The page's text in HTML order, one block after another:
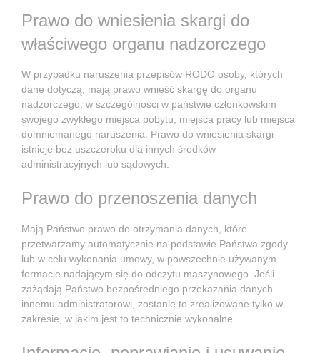
Prawo do wniesienia skargi do
właściwego organu nadzorczego
W przypadku naruszenia przepisów RODO osoby, których
dane dotyczą, mają prawo wnieść skargę do organu
nadzorczego, w szczególności w państwie członkowskim
swojego zwykłego miejsca pobytu, miejsca pracy lub miejsca
domniemanego naruszenia. Prawo do wniesienia skargi
istnieje bez uszczerbku dla innych środków
administracyjnych lub sądowych.
Prawo do przenoszenia danych
Mają Państwo prawo do otrzymania danych, które
przetwarzamy automatycznie na podstawie Państwa zgody
lub w celu wykonania umowy, w powszechnie używanym
formacie nadającym się do odczytu maszynowego. Jeśli
zażądają Państwo bezpośredniego przekazania danych
innemu administratorowi, zostanie to zrealizowane tylko w
zakresie, w jakim jest to technicznie wykonalne.